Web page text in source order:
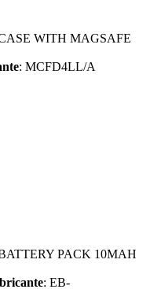
WITH MAGSAFE
: MCFD4LL/A
PACK 10MAH
: EB-